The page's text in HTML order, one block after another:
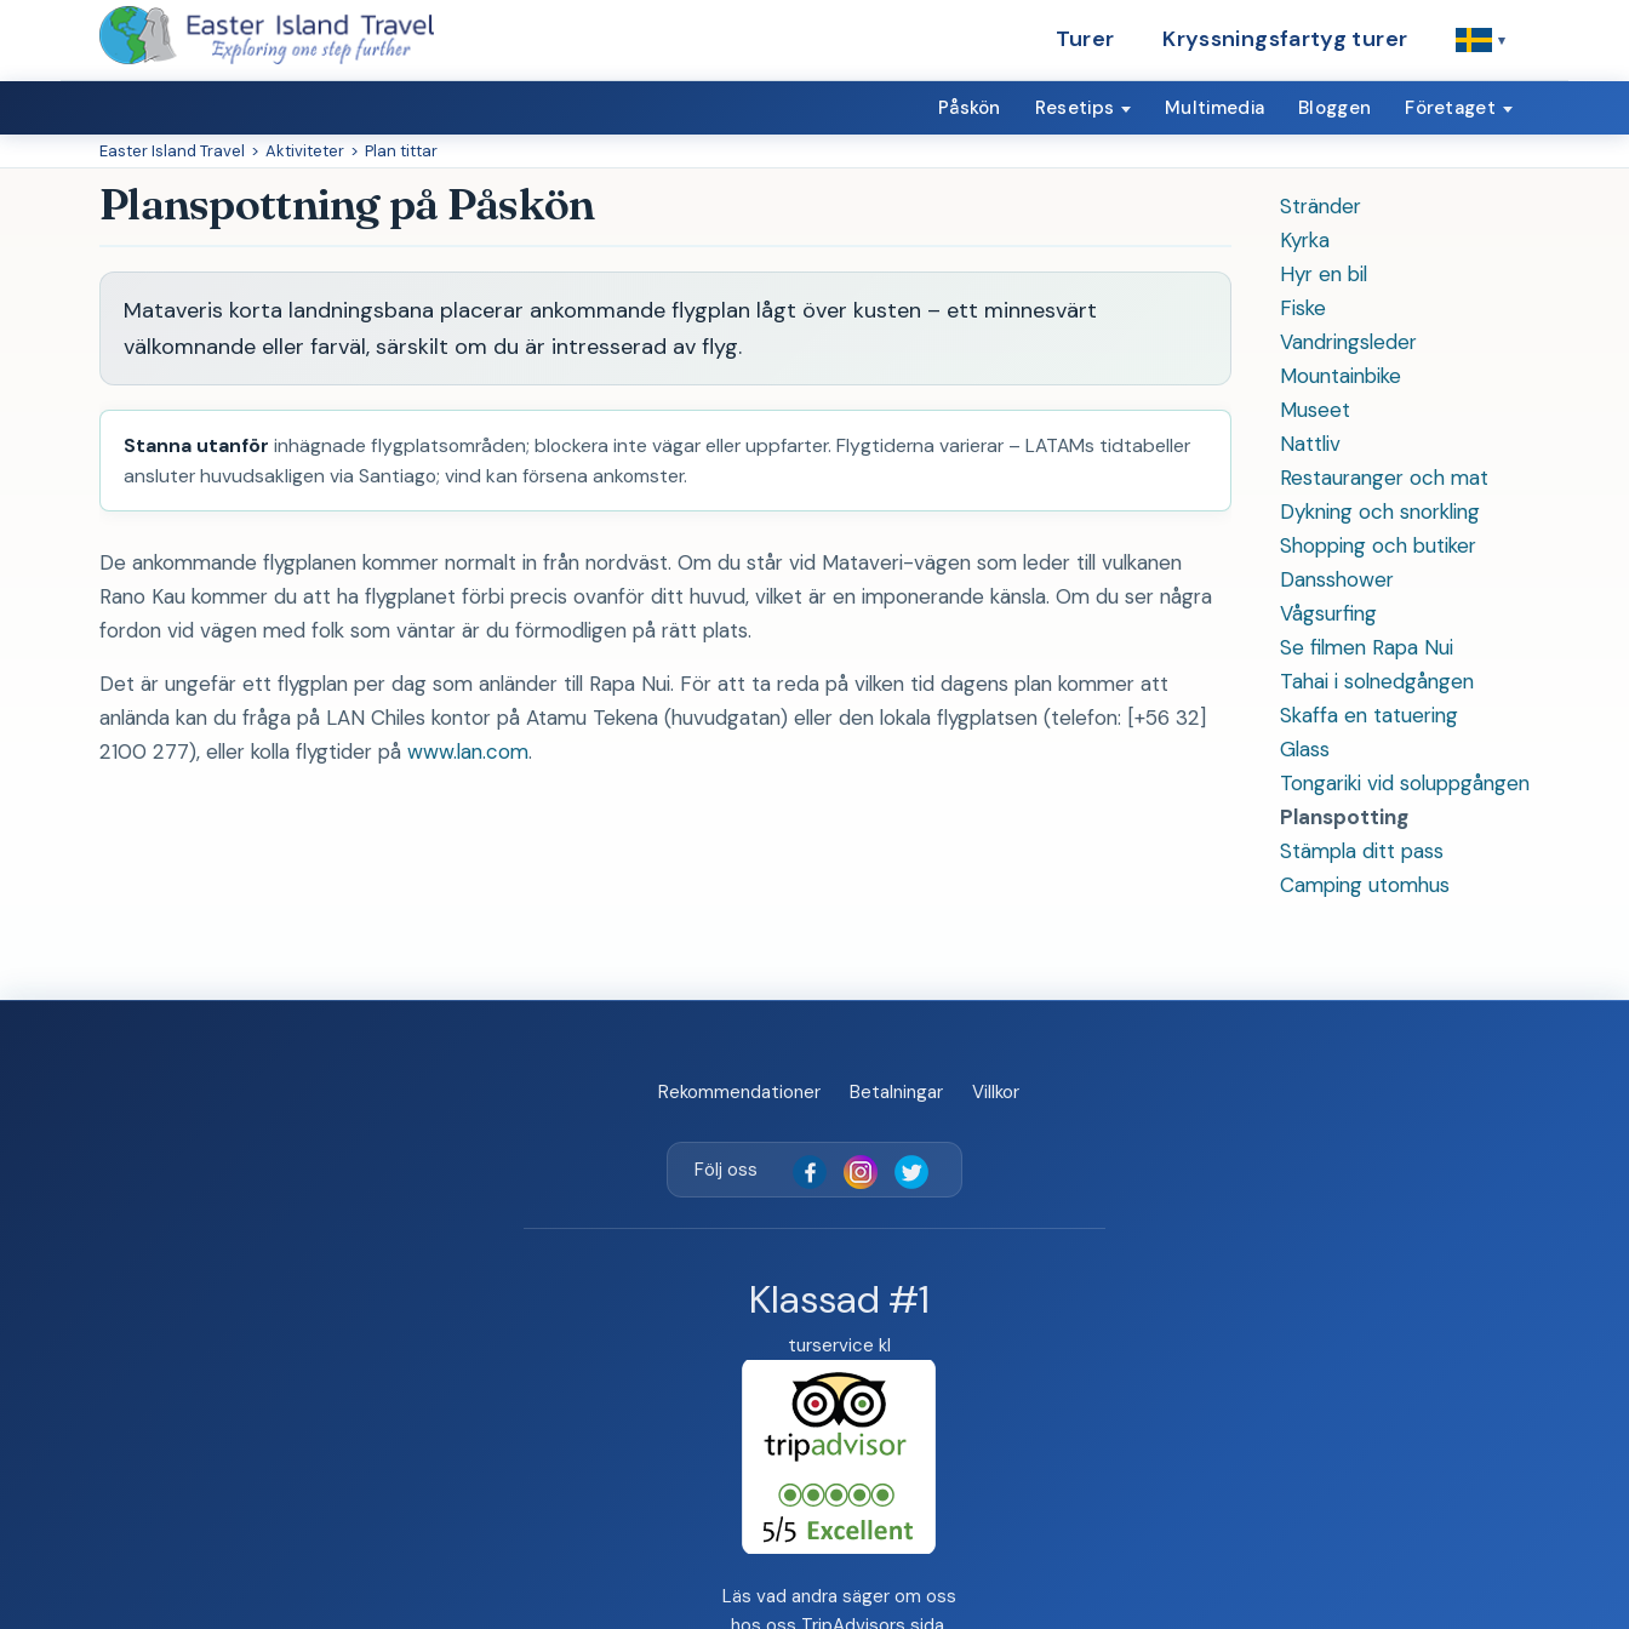
Turer Kryssningsfartyg turer ▾
Påskön Resetips Multimedia Bloggen Företaget
Easter Island Travel > Aktiviteter > Plan tittar
Stränder
Kyrka
Hyr en bil
Fiske
Vandringsleder
Mountainbike
Museet
Nattliv
Restauranger och mat
Dykning och snorkling
Shopping och butiker
Dansshower
Vågsurfing
Se filmen Rapa Nui
Tahai i solnedgången
Skaffa en tatuering
Glass
Tongariki vid soluppgången
Planspotting
Stämpla ditt pass
Camping utomhus
Planspottning på Påskön
Mataveris korta landningsbana placerar ankommande flygplan lågt över kusten – ett minnesvärt
välkomnande eller farväl, särskilt om du är intresserad av flyg.
Stanna utanför inhägnade flygplatsområden; blockera inte vägar eller uppfarter. Flygtiderna varierar – LATAMs tidtabeller
ansluter huvudsakligen via Santiago; vind kan försena ankomster.
De ankommande flygplanen kommer normalt in från nordväst. Om du står vid Mataveri-vägen som leder till vulkanen
Rano Kau kommer du att ha flygplanet förbi precis ovanför ditt huvud, vilket är en imponerande känsla. Om du ser några
fordon vid vägen med folk som väntar är du förmodligen på rätt plats.
Det är ungefär ett flygplan per dag som anländer till Rapa Nui. För att ta reda på vilken tid dagens plan kommer att
anlända kan du fråga på LAN Chiles kontor på Atamu Tekena (huvudgatan) eller den lokala flygplatsen (telefon: [+56 32]
2100 277), eller kolla flygtider på www.lan.com.
Rekommendationer Betalningar Villkor
Följ oss
Klassad #1
turservice kl
Läs vad andra säger om oss